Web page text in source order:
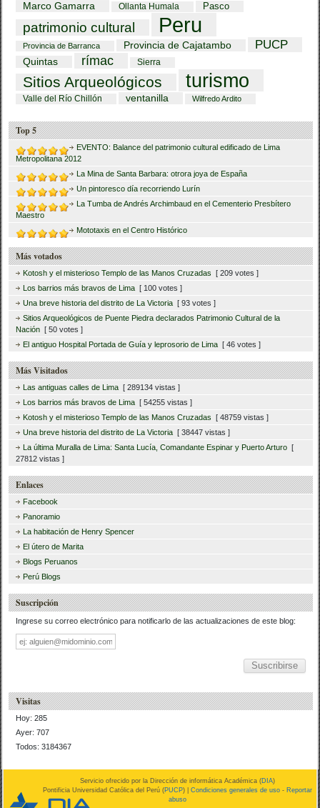
Marco Gamarra Ollanta Humala Pasco
patrimonio cultural Peru
Provincia de Barranca Provincia de Cajatambo PUCP
Quintas rímac Sierra
Sitios Arqueológicos turismo
Valle del Río Chillón ventanilla Wilfredo Ardito
Top 5
EVENTO: Balance del patrimonio cultural edificado de Lima
Metropolitana 2012
La Mina de Santa Barbara: otrora joya de España
Un pintoresco día recorriendo Lurín
La Tumba de Andrés Archimbaud en el Cementerio Presbítero
Maestro
Mototaxis en el Centro Histórico
Más votados
Kotosh y el misterioso Templo de las Manos Cruzadas [ 209 votes ]
Los barrios más bravos de Lima [ 100 votes ]
Una breve historia del distrito de La Victoria [ 93 votes ]
Sitios Arqueológicos de Puente Piedra declarados Patrimonio Cultural de la
Nación [ 50 votes ]
El antiguo Hospital Portada de Guía y leprosorio de Lima [ 46 votes ]
Más Visitados
Las antiguas calles de Lima [ 289134 vistas ]
Los barrios más bravos de Lima [ 54255 vistas ]
Kotosh y el misterioso Templo de las Manos Cruzadas [ 48759 vistas ]
Una breve historia del distrito de La Victoria [ 38447 vistas ]
La última Muralla de Lima: Santa Lucía, Comandante Espinar y Puerto Arturo [
27812 vistas ]
Enlaces
Facebook
Panoramio
La habitación de Henry Spencer
El útero de Marita
Blogs Peruanos
Perú Blogs
Suscripción
Ingrese su correo electrónico para notificarlo de las actualizaciones de este blog:
Dirección
de
correo
Visitas
Hoy: 285
Ayer: 707
Todos: 3184367
Servicio ofrecido por la Dirección de informática Académica (DIA)
Pontificia Universidad Católica del Perú (PUCP) |Condiciones generales de uso - Reportar
abuso